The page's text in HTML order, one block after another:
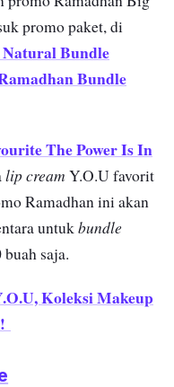
promo paket, di
Bundle
Bundle
The Power Is In
lip cream Y.O.U favorit
Ramadhan ini akan
untukbundle
saja.
Koleksi Makeup